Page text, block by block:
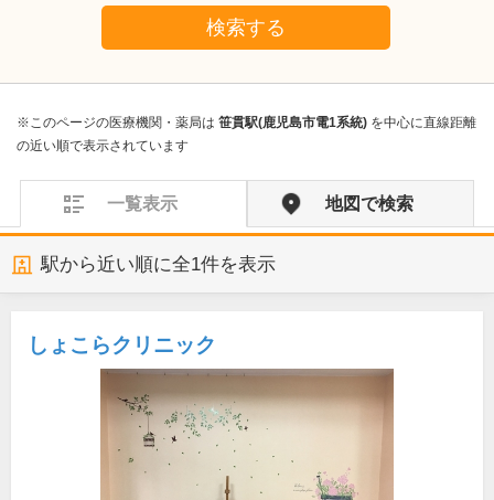
検索する
※このページの医療機関・薬局は 笹貫駅(鹿児島市電1系統) を中心に直線距離
の近い順で表示されています
一覧表示 地図で検索
駅から近い順に全1件を表示
しょこらクリニック